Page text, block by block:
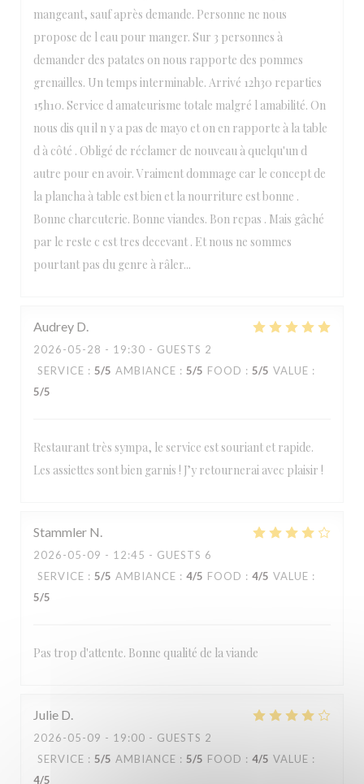
mangeant, sauf après demande. Personne ne nous
propose de l eau pour manger. Sur 3 personnes à
demander des patates on nous rapporte des pommes
grenailles. Un temps interminable. Arrivé 12h30 reparties
15h10. Service d amateurisme totale malgré l amabilité. On
nous dis qu il n y a pas de mayo et on en rapporte à la table
d à côté . Obligé de réclamer de nouveau à quelqu'un d
autre pour en avoir. Vraiment dommage car le concept de
la plancha à table est bien et la nourriture est bonne .
Bonne charcuterie. Bonne viandes. Bon repas . Mais gâché
par le reste c est tres decevant . Et nous ne sommes
pourtant pas du genre à râler...
Audrey D
2026-05-28 - 19:30 - GUESTS 2
SERVICE : 5/5 AMBIANCE : 5/5 FOOD : 5/5 VALUE :
5/5
Restaurant très sympa, le service est souriant et rapide.
Les assiettes sont bien garnis ! J’y retournerai avec plaisir !
Stammler N
2026-05-09 - 12:45 - GUESTS 6
SERVICE : 5/5 AMBIANCE : 4/5 FOOD : 4/5 VALUE :
5/5
Pas trop d'attente. Bonne qualité de la viande
Julie D
2026-05-09 - 19:00 - GUESTS 2
SERVICE : 5/5 AMBIANCE : 5/5 FOOD : 4/5 VALUE :
4/5